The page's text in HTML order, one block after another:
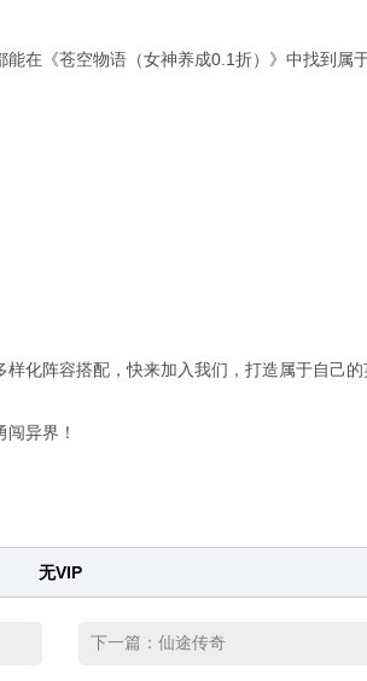
在《苍空物语（女神养成0.1折）》中找到属
化阵容搭配，快来加入我们，打造属于自己
异界！
无VIP
下一篇： 仙途传奇